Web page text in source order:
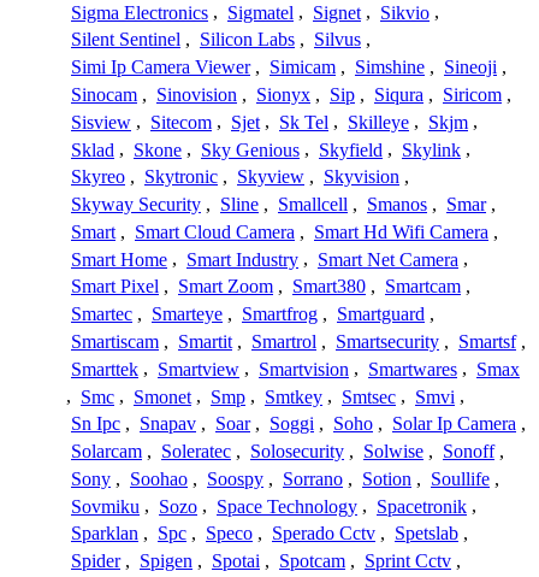
Sigma Electronics , Sigmatel , Signet , Sikvio ,
Silent Sentinel , Silicon Labs , Silvus ,
Simi Ip Camera Viewer , Simicam , Simshine , Sineoji ,
Sinocam , Sinovision , Sionyx , Sip , Siqura , Siricom ,
Sisview , Sitecom , Sjet , Sk Tel , Skilleye , Skjm ,
Sklad , Skone , Sky Genious , Skyfield , Skylink ,
Skyreo , Skytronic , Skyview , Skyvision ,
Skyway Security , Sline , Smallcell , Smanos , Smar ,
Smart , Smart Cloud Camera , Smart Hd Wifi Camera ,
Smart Home , Smart Industry , Smart Net Camera ,
Smart Pixel , Smart Zoom , Smart380 , Smartcam ,
Smartec , Smarteye , Smartfrog , Smartguard ,
Smartiscam , Smartit , Smartrol , Smartsecurity , Smartsf ,
Smarttek , Smartview , Smartvision , Smartwares , Smax
, Smc , Smonet , Smp , Smtkey , Smtsec , Smvi ,
Sn Ipc , Snapav , Soar , Soggi , Soho , Solar Ip Camera ,
Solarcam , Soleratec , Solosecurity , Solwise , Sonoff ,
Sony , Soohao , Soospy , Sorrano , Sotion , Soullife ,
Sovmiku , Sozo , Space Technology , Spacetronik ,
Sparklan , Spc , Speco , Sperado Cctv , Spetslab ,
Spider , Spigen , Spotai , Spotcam , Sprint Cctv ,